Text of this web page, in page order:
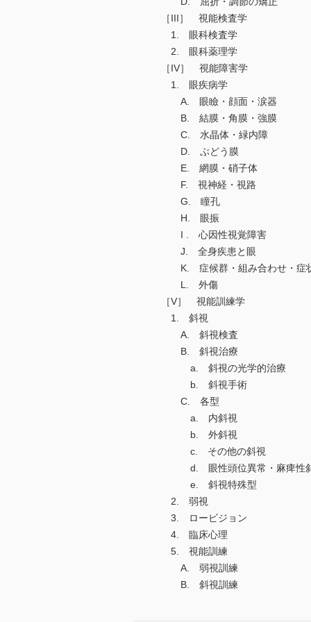
［III］ 視能検査学
1. 眼科検査学
2. 眼科薬理学
［IV］ 視能障害学
1. 眼疾病学
A. 眼瞼・顔面・涙器
B. 結膜・角膜・強膜
C. 水晶体・緑内障
D. ぶどう膜
E. 網膜・硝子体
F. 視神経・視路
G. 瞳孔
H. 眼振
I . 心因性視覚障害
J. 全身疾患と眼
K. 症候群・組み合わせ・症
L. 外傷
［V］ 視能訓練学
1. 斜視
A. 斜視検査
B. 斜視治療
a. 斜視の光学的治療
b. 斜視手術
C. 各型
a. 内斜視
b. 外斜視
c. その他の斜視
d. 眼性頭位異常・麻痺性
e. 斜視特殊型
2. 弱視
3. ロービジョン
4. 臨床心理
5. 視能訓練
A. 弱視訓練
B. 斜視訓練